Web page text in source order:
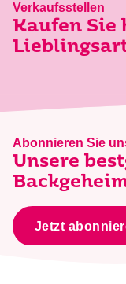
Verkaufsstellen
Kaufen Sie
Abonnieren Sie
Unsere
Jetzt